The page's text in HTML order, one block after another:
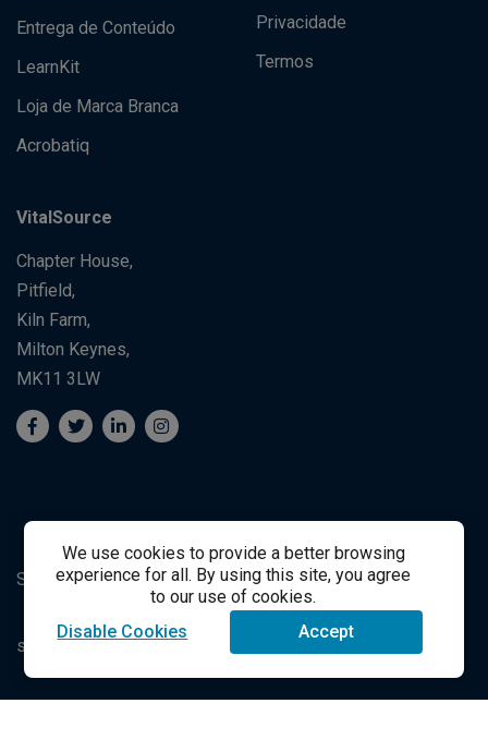
We use cookies to provide a better browsing
experience for all. By using this site, you agree
to our use of cookies.
Disable Cookies
Accept
Entrega de Conteúdo
LearnKit
Loja de Marca Branca
Acrobatiq
Privacidade
Termos
VitalSource
Chapter House,
Pitfield,
Kiln Farm,
Milton Keynes,
MK11 3LW
Suporte ao Estudante Student Support
success@vitalsource.com